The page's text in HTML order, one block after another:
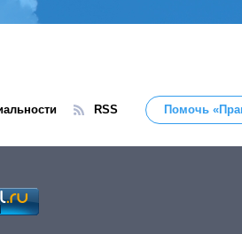
RSS Помочь